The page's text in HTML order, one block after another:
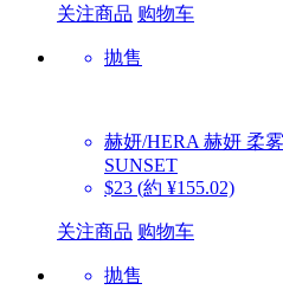
关注商品 购物车
抛售
赫妍/HERA 赫妍 柔
SUNSET
$23 (約 ¥155.02)
关注商品 购物车
抛售